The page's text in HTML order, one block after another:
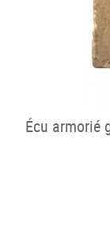
Écu armorié